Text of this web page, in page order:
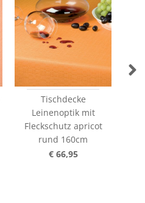
Tischdecke
Leinenoptik mit
Fleckschutz apricot
rund 160cm
€ 66,95